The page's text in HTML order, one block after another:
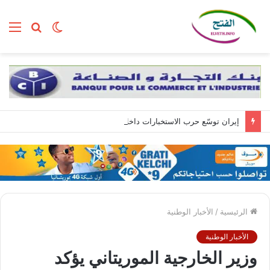
بحث الوضع
الرئيسية / الأخبار الوطنية
الأخبار الوطنية
وزير الخارجية الموريتاني يؤكد